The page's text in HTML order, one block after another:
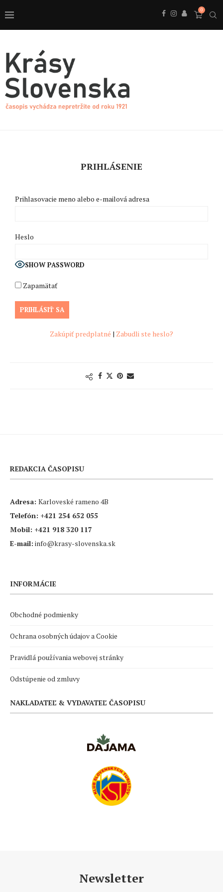
0
PRIHLÁSENIE
Prihlasovacie meno alebo e-mailová adresa
Heslo
SHOW PASSWORD
Zapamätať
Zakúpiť predplatné | Zabudli ste heslo?
REDAKCIA ČASOPISU
Adresa: Karloveské rameno 4B
Telefón: +421 254 652 055
Mobil: +421 918 320 117
E-mail: info@krasy-slovenska.sk
INFORMÁCIE
Obchodné podmienky
Ochrana osobných údajov a Cookie
Pravidlá používania webovej stránky
Odstúpenie od zmluvy
NAKLADATEĽ & VYDAVATEĽ ČASOPISU
Newsletter